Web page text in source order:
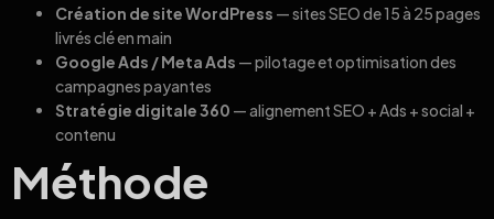
Création de site WordPress — sites SEO de 15 à 25 pages
livrés clé en main
Google Ads / Meta Ads — pilotage et optimisation des
campagnes payantes
Stratégie digitale 360 — alignement SEO + Ads + social +
contenu
Méthode